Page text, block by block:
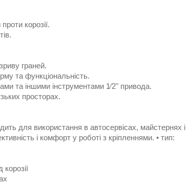
корозії.
граней.
та функціональність.
та іншими інструментами 1⁄2" привода.
просторах.
для використання в автосервісах, майстернях і
і комфорт у роботі з кріпленнями. • тип: